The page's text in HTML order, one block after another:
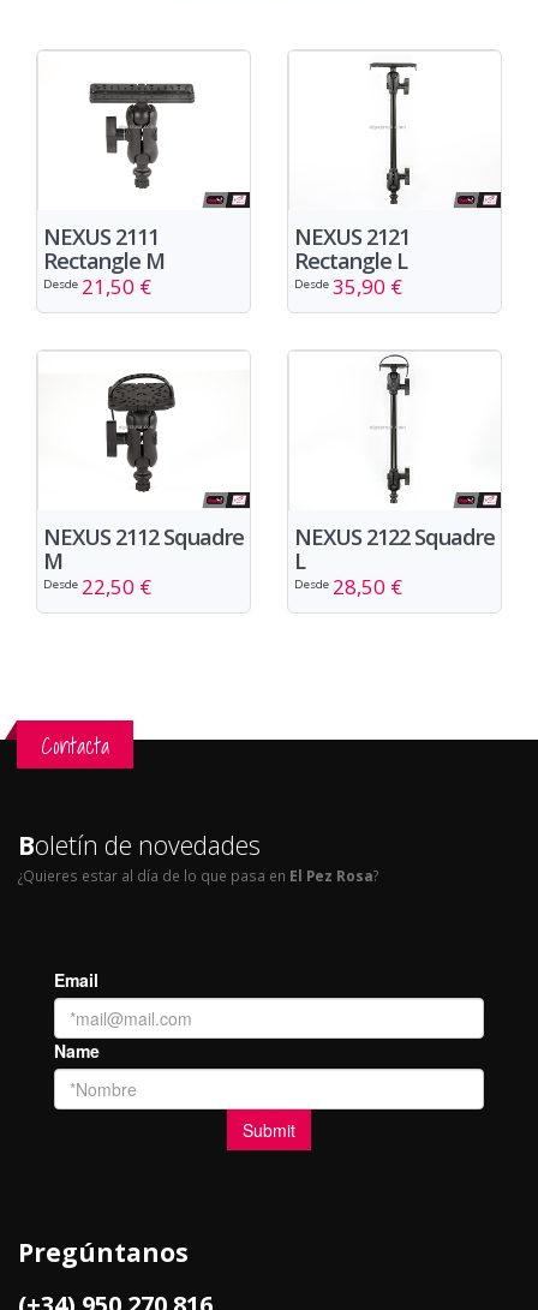
NEXUS 2111
Rectangle M
Desde 21,50 €
NEXUS 2121
Rectangle L
Desde 35,90 €
NEXUS 2112 Squadre
M
Desde 22,50 €
NEXUS 2122 Squadre
L
Desde 28,50 €
Contacta
Boletín de novedades
¿Quieres estar al día de lo que pasa en El Pez Rosa?
Pregúntanos